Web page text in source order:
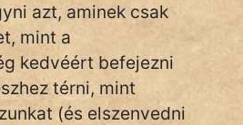
azt, aminek csak
mint a
kedvéért befejezni
térni, mint
(és elszenvedni